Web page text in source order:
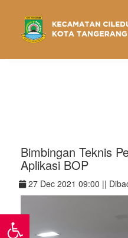
Bimbingan Teknis
Aplikasi BOP
27 Dec 2021 09:00 ||